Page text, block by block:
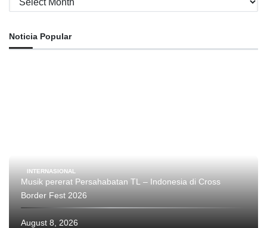
Noticia Popular
INTERNASIONAL
Musik pererat Persahabatan TL – Indonesia di Cross
August 8, 2026